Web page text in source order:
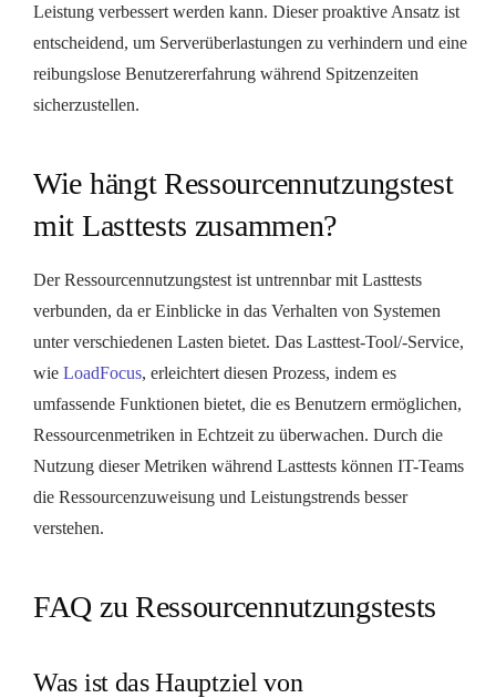
Leistung verbessert werden kann. Dieser proaktive Ansatz ist
entscheidend, um Serverüberlastungen zu verhindern und eine
reibungslose Benutzererfahrung während Spitzenzeiten
sicherzustellen.
Wie hängt Ressourcennutzungstest
mit Lasttests zusammen?
Der Ressourcennutzungstest ist untrennbar mit Lasttests
verbunden, da er Einblicke in das Verhalten von Systemen
unter verschiedenen Lasten bietet. Das Lasttest-Tool/-Service,
wie LoadFocus, erleichtert diesen Prozess, indem es
umfassende Funktionen bietet, die es Benutzern ermöglichen,
Ressourcenmetriken in Echtzeit zu überwachen. Durch die
Nutzung dieser Metriken während Lasttests können IT-Teams
die Ressourcenzuweisung und Leistungstrends besser
verstehen.
FAQ zu Ressourcennutzungstests
Was ist das Hauptziel von